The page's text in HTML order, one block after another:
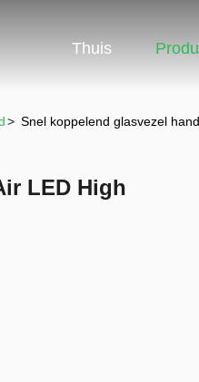
Thuis
> Snel koppelend glasvezel
LED High